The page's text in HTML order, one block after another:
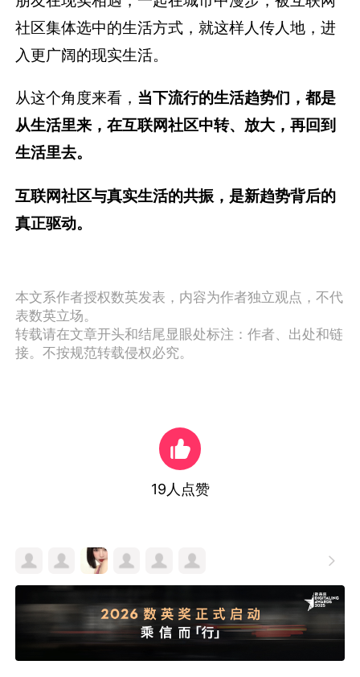
社区集体选中的生活方式，就这样人传人地，进
入更广阔的现实生活。
从这个角度来看， 当下流行的生活趋势们，都是
从生活里来，在互联网社区中转、放大，再回到
生活里去。
互联网社区与真实生活的共振，是新趋势背后的
真正驱动。
本文系作者授权数英发表，内容为作者独立观点，不代
表数英立场。
转载请在文章开头和结尾显眼处标注：作者、出处和链
接。不按规范转载侵权必究。
19 人点赞
